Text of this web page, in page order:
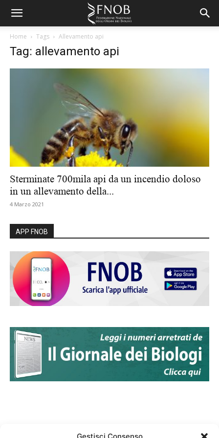
Home Tags Allevamento api
Tag: allevamento api
Sterminate 700mila api da un incendio doloso
in un allevamento della...
4 Marzo 2021
APP FNOB